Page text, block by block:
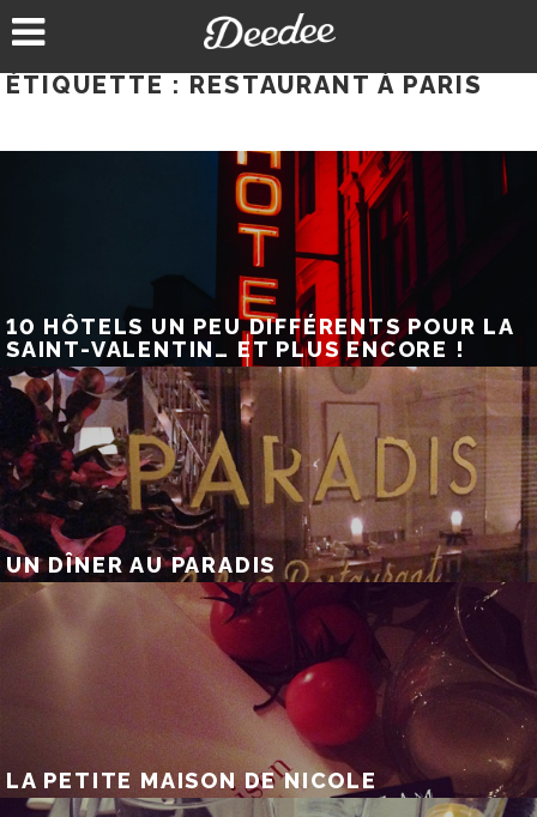
au
ÉTIQUETTE : RESTAURANT À PARIS
10 HÔTELS UN PEU DIFFÉRENTS POUR LA
SAINT-VALENTIN… ET PLUS ENCORE !
UN DÎNER AU PARADIS
LA PETITE MAISON DE NICOLE